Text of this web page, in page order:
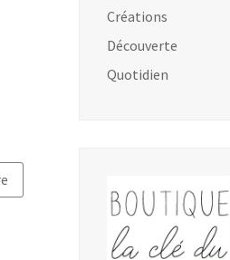
Créations
Découverte
Quotidien